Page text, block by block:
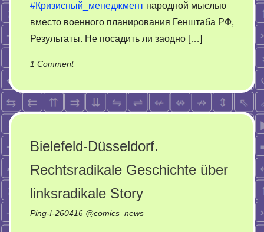
#Кризисный_менеджмент народной мыслью
вместо военного планирования Генштаба РФ,
Результаты. Не посадить ли заодно […]
1 Commenton
за
шагом
ставить
ногу:
грудь
или
Bielefeld-Düsseldorf.
Rechtsradikale Geschichte über
linksradikale Story
Ping-!-260416 @comics_news